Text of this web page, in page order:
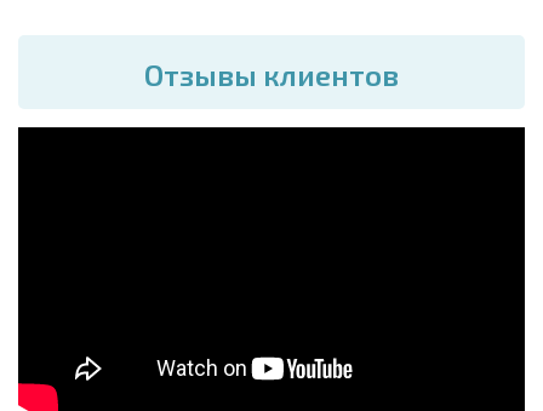
Отзывы клиентов